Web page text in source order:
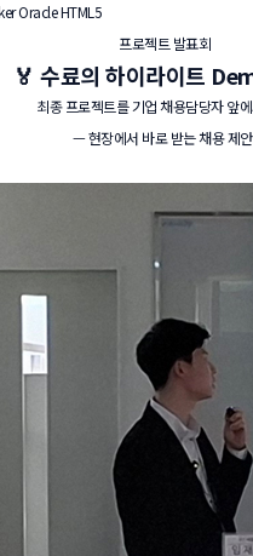
OracleHTML5
프로젝트 발표회
🏅 수료의 하이라이트
최종 프로젝트를 기업 채용담당자 앞
— 현장에서 바로 받는 채용 제